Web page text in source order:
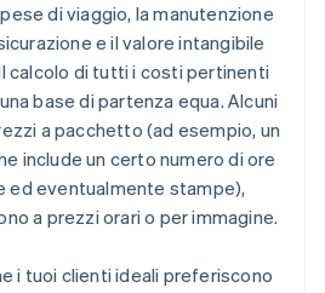
di viaggio, la manutenzione
e il valore intangibile
calcolo di tutti i costi pertinenti
base di partenza equa. Alcuni
a pacchetto (ad esempio, un
include un certo numero di ore
ed eventualmente stampe),
a prezzi orari o per immagine.
i tuoi clienti ideali preferiscono